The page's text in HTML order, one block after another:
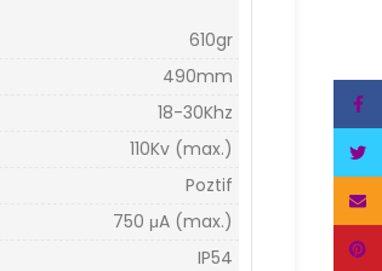
610gr
490mm
18-30Khz
110Kv (max.)
Poztif
750 μA (max.)
IP54
Email